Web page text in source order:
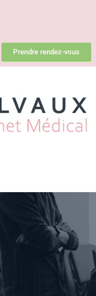
Prendre rendez-vous